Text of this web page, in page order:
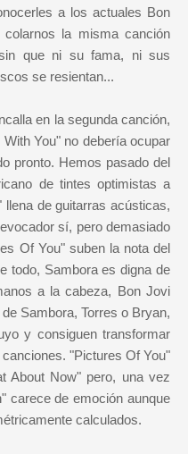
a los actuales Bon
la misma canción
que ni su fama, ni sus
se resientan...
en la segunda canción,
You" no debería ocupar
pronto. Hemos pasado del
de tintes optimistas a
de guitarras acústicas,
sí, pero demasiado
Of You" suben la nota del
todo, Sambora es digna de
a la cabeza, Bon Jovi
Sambora, Torres o Bryan,
y consiguen transformar
"Pictures Of You"
About Now" pero, una vez
carece de emoción aunque
calculados.